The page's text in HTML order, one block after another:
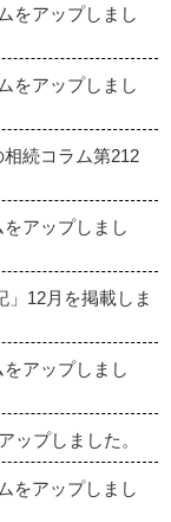
をアップしまし
をアップしまし
続コラム第212
アップしまし
」12月を掲載しま
アップしまし
ップしました。
をアップしまし